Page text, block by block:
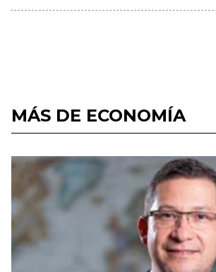
MÁS DE ECONOMÍA